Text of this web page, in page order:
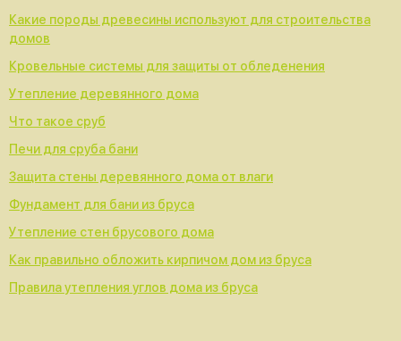
Какие породы древесины используют для строительства
домов
Кровельные системы для защиты от обледенения
Утепление деревянного дома
Что такое сруб
Печи для сруба бани
Защита стены деревянного дома от влаги
Фундамент для бани из бруса
Утепление стен брусового дома
Как правильно обложить кирпичом дом из бруса
Правила утепления углов дома из бруса